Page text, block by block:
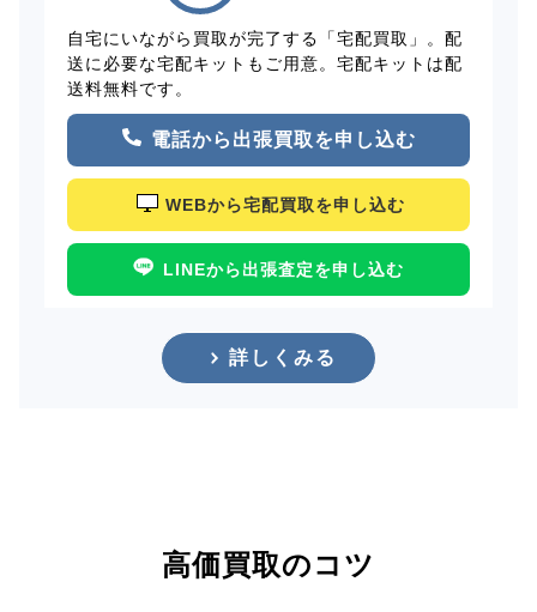
自宅にいながら買取が完了する「宅配買取」。配
送に必要な宅配キットもご用意。宅配キットは配
送料無料です。
電話から出張買取を申し込む
WEBから宅配買取を申し込む
LINEから出張査定を申し込む
詳しくみる
高価買取のコツ